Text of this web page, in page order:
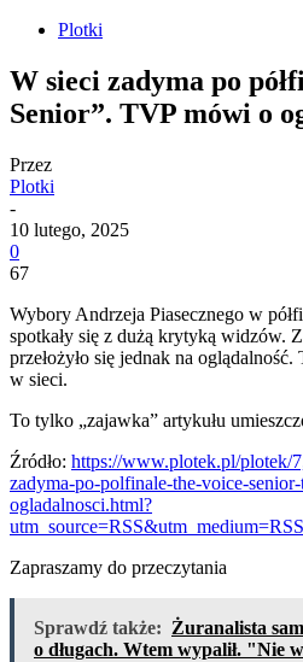
Plotki
W sieci zadyma po
Senior”. TVP mówi o
Przez
Plotki
-
10 lutego, 2025
0
67
Wybory Andrzeja Piasecznego w
spotkały się z dużą krytyką widzów.
przełożyło się jednak na
w sieci.
To tylko „zajawka” artykułu
Źródło: https://www.plotek.pl/plotek/
zadyma-po-polfinale-the-voice-
ogladalnosci.html?
Zapraszamy do przeczytania
Sprawdź także: Żuranalista
o długach. Wtem wypalił. "Nie